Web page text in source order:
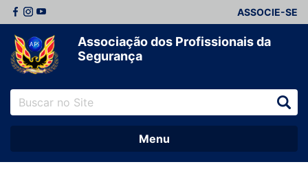
ASSOCIE-SE
Associação dos Profissionais da
Segurança
Menu